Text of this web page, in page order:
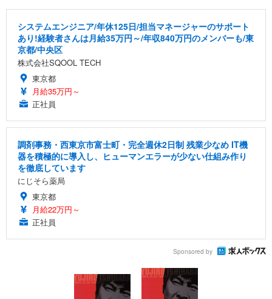
システムエンジニア/年休125日/担当マネージャーのサポート
あり!経験者さんは月給35万円～/年収840万円のメンバーも/東
京都/中央区
株式会社SQOOL TECH
東京都
月給35万円～
正社員
調剤事務・西東京市富士町・完全週休2日制 残業少なめ IT機
器を積極的に導入し、ヒューマンエラーが少ない仕組み作り
を徹底しています
にじそら薬局
東京都
月給22万円～
正社員
Sponsored by